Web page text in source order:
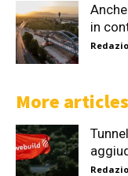
in
More articles